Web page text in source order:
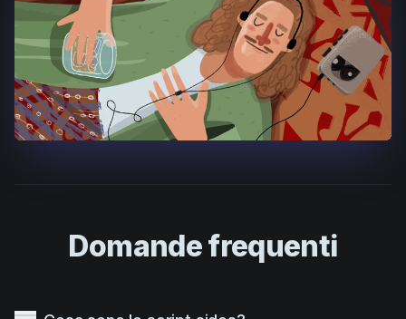
Domande frequenti